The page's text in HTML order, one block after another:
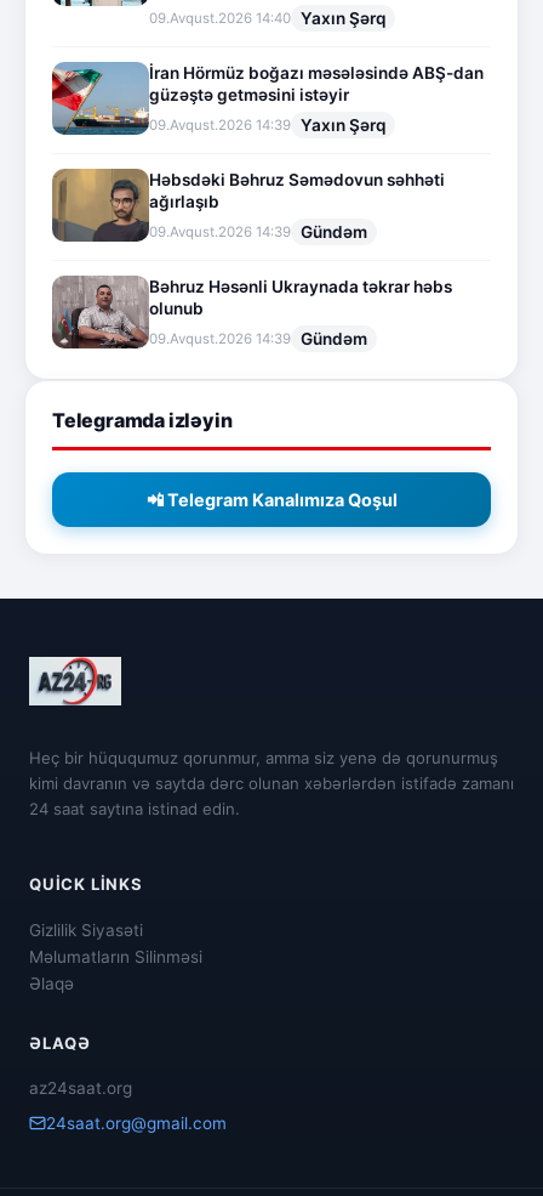
09.Avqust.2026 14:40 Yaxın Şərq
İran Hörmüz boğazı məsələsində ABŞ-dan
güzəştə getməsini istəyir
09.Avqust.2026 14:39 Yaxın Şərq
Həbsdəki Bəhruz Səmədovun səhhəti
ağırlaşıb
09.Avqust.2026 14:39 Gündəm
Bəhruz Həsənli Ukraynada təkrar həbs
olunub
09.Avqust.2026 14:39 Gündəm
Telegramda izləyin
📲 Telegram Kanalımıza Qoşul
Heç bir hüququmuz qorunmur, amma siz yenə də qorunurmuş
kimi davranın və saytda dərc olunan xəbərlərdən istifadə zamanı
24 saat saytına istinad edin.
QUICK LINKS
Gizlilik Siyasəti
Məlumatların Silinməsi
Əlaqə
ƏLAQƏ
az24saat.org
24saat.org@gmail.com